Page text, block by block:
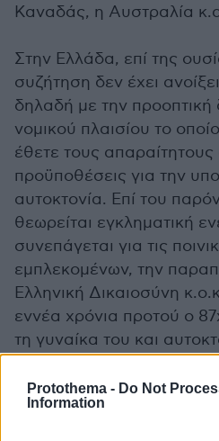
Protothema - Do Not
Information
Καναδάς, η Αυστραλία
Στην Ελλάδα, επί της
συζήτηση δεν έχει
δηλαδή με την προοπτική
νομικού πλαισίου το
έθετε τους απαραίτητους
προϋποθέσεις για την
αυτοκτονία. Επί του
θεωρείται εγκληματική
συνεπάγεται για τις
εμπλεκομένων, την
Ελληνική Δικαιοσύνη
εννέα χρόνια προτού ο
τη γυναίκα του και
Αλέξανδρου Βέλιου
καταστήσει επίκαιρο το